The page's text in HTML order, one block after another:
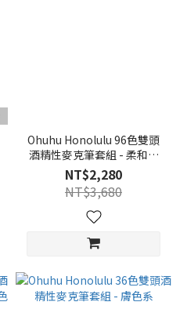
Ohuhu Honolulu 96色雙頭
酒精性麥克筆套組 - 柔和色
系
NT$2,280
NT$3,680